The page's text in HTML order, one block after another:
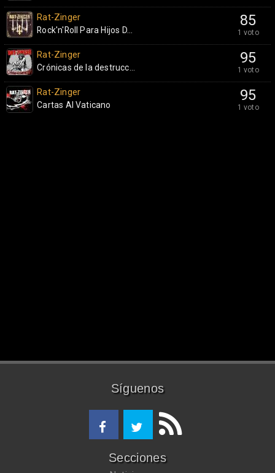
85
1 voto
Rat-Zinger
Rock'n'Roll Para Hijos D...
95
1 voto
Rat-Zinger
Crónicas de la destrucc...
95
1 voto
Rat-Zinger
Cartas Al Vaticano
Síguenos
Secciones